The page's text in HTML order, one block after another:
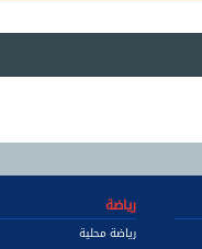
رياضة
رياضة محلية